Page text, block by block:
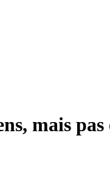
mais pas